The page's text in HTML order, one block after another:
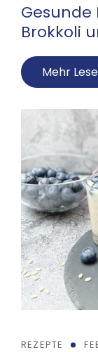
Gesunde
Brokkoli
Mehr
REZEPTE